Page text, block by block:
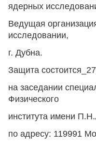
ядерных
Ведущая
исследовании,
г. Дубна.
Защита
на заседании
Физического
института имени
по адресу: 119991